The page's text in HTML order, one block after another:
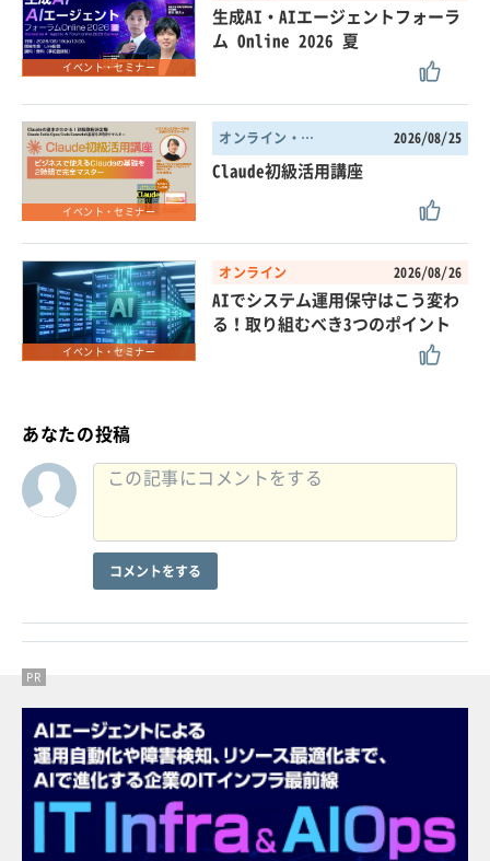
イベント・セミナー
生成AI・AIエージェントフォーラ
ム Online 2026 夏
イベント・セミナー
オンライン・東京都 2026/08/25
Claude初級活用講座
イベント・セミナー
オンライン 2026/08/26
AIでシステム運用保守はこう変わ
る！取り組むべき3つのポイント
あなたの投稿
コメントをする
PR
PR
PR